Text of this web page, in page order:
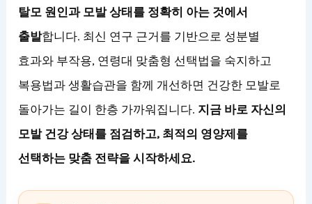
탈모 원인과 모발 상태를 정확히 아는 것에서
출발합니다. 최신 연구 근거를 기반으로 성분별
효과와 부작용, 연령대 맞춤형 선택법을 숙지하고
복용법과 생활습관을 함께 개선하면 건강한 모발로
돌아가는 길이 한층 가까워집니다. 지금 바로 자신의
모발 건강 상태를 점검하고, 최적의 영양제를
선택하는 맞춤 전략을 시작하세요.